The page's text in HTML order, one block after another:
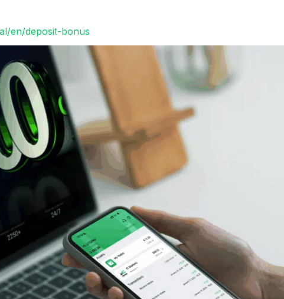
en/deposit-bonus